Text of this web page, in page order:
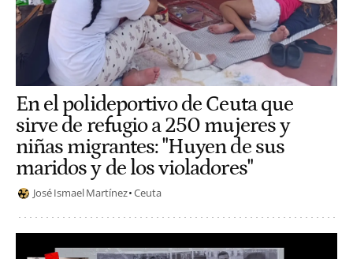
En el polideportivo de Ceuta que
sirve de refugio a 250 mujeres y
niñas migrantes: "Huyen de sus
maridos y de los violadores"
José Ismael Martínez Ceuta